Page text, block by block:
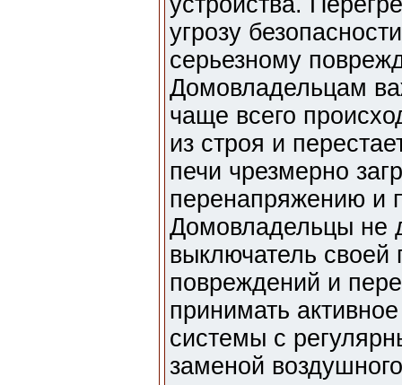
угрозу
серьезному
Домовладельцам
чаще всего
из строя и
печи чрезмерно
перенапряжению и
Домовладельцы не
выключатель
повреждений и
принимать
системы с
заменой